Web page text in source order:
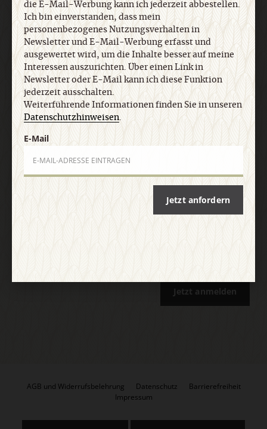
Ja, ich möchte den kostenlosen CiG-Newsletter
abonnierenund willige in die Verwendung meiner
Kontaktdaten zum Zweck des E-Mail-Marketings
durch den Verlag Herder ein. Den Newsletter oder
die E-Mail-Werbung kann ich jederzeit abbestellen.
Ich bin einverstanden, dass mein
personenbezogenes Nutzungsverhalten in
Newsletter und E-Mail-Werbung erfasst und
ausgewertet wird, um die Inhalte besser auf meine
Interessen auszurichten. Über einen Link in
Newsletter oder E-Mail kann ich diese Funktion
jederzeit ausschalten. Weiterführende
Informationen finden Sie in unseren
Datenschutzhinweisen.
Jetzt anmelden
AGB und Widerrufsbelehrung Datenschutz
Barrierefreiheit
Impressum
die E-Mail-Werbung kann ich jederzeit abbestellen.
Ich bin einverstanden, dass mein
personenbezogenes Nutzungsverhalten in
Newsletter und E-Mail-Werbung erfasst und
ausgewertet wird, um die Inhalte besser auf meine
Interessen auszurichten. Über einen Link in
Newsletter oder E-Mail kann ich diese Funktion
jederzeit ausschalten.
Weiterführende Informationen finden Sie in unseren
Datenschutzhinweisen.
E-Mail
Jetzt anfordern